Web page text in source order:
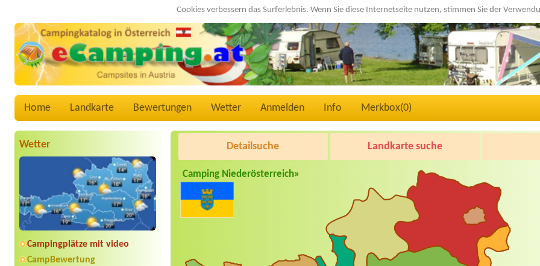
Cookies verbessern das Surferlebnis. Wenn Sie diese Internetseite nutzen, stimmen Sie der
Home Landkarte Bewertungen Wetter Anmelden Info Merkbox(0)
Wetter
Campingplätze mit video
CampBewertung
Detailsuche Landkarte suche
Camping Niederösterreich»